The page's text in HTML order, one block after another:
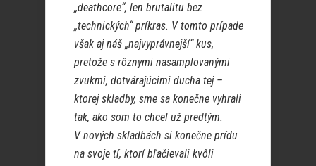
„deathcore“, len brutalitu bez
„technických“ príkras. V tomto prípade
však aj náš „najvyprávnejší“ kus,
pretože s rôznymi nasamplovanými
zvukmi, dotvárajúcimi ducha tej –
ktorej skladby, sme sa konečne vyhrali
tak, ako som to chcel už predtým.
V nových skladbách si konečne prídu
na svoje tí, ktorí bľačievali kvôli